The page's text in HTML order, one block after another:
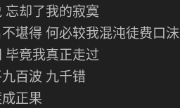
忘却了我的寂寞
堪得 何必较我混沌徒费口沫
毕竟我真正走过
百波 九千错
正果